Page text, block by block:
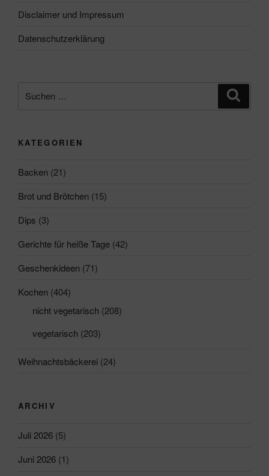
Disclaimer und Impressum
Datenschutzerklärung
nach:
KATEGORIEN
Backen (21)
Brot und Brötchen (15)
Dips (3)
Gerichte für heiße Tage (42)
Geschenkideen (71)
Kochen (404)
nicht vegetarisch (208)
vegetarisch (203)
Weihnachtsbäckerei (24)
ARCHIV
Juli 2026 (5)
Juni 2026 (1)